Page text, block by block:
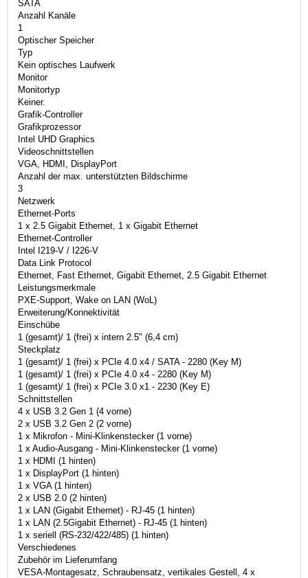
SATA
Anzahl Kanäle
1
Optischer Speicher
Typ
Kein optisches Laufwerk
Monitor
Monitortyp
Keiner.
Grafik-Controller
Grafikprozessor
Intel UHD Graphics
Videoschnittstellen
VGA, HDMI, DisplayPort
Anzahl der max. unterstützten Bildschirme
3
Netzwerk
Ethernet-Ports
1 x 2.5 Gigabit Ethernet, 1 x Gigabit Ethernet
Ethernet-Controller
Intel I219-V / I226-V
Data Link Protocol
Ethernet, Fast Ethernet, Gigabit Ethernet, 2.5 Gigabit Ethernet
Leistungsmerkmale
PXE-Support, Wake on LAN (WoL)
Erweiterung/Konnektivität
Einschübe
1 (gesamt)/ 1 (frei) x intern 2.5" (6,4 cm)
Steckplatz
1 (gesamt)/ 1 (frei) x PCIe 4.0 x4 / SATA - 2280 (Key M)
1 (gesamt)/ 1 (frei) x PCIe 4.0 x4 - 2280 (Key M)
1 (gesamt)/ 1 (frei) x PCIe 3.0 x1 - 2230 (Key E)
Schnittstellen
4 x USB 3.2 Gen 1 (4 vorne)
2 x USB 3.2 Gen 2 (2 vorne)
1 x Mikrofon - Mini-Klinkenstecker (1 vorne)
1 x Audio-Ausgang - Mini-Klinkenstecker (1 vorne)
1 x HDMI (1 hinten)
1 x DisplayPort (1 hinten)
1 x VGA (1 hinten)
2 x USB 2.0 (2 hinten)
1 x LAN (Gigabit Ethernet) - RJ-45 (1 hinten)
1 x LAN (2.5Gigabit Ethernet) - RJ-45 (1 hinten)
1 x seriell (RS-232/422/485) (1 hinten)
Verschiedenes
Zubehör im Lieferumfang
VESA-Montagesatz, Schraubensatz, vertikales Gestell, 4 x